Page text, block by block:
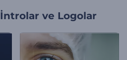
İntrolar ve Logolar